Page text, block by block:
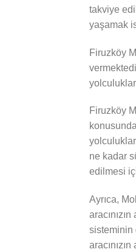
takviye
yaşamak
Firuzköy
Firuzköy
ne kadar
edilmesi
Ayrıca,
sisteminin